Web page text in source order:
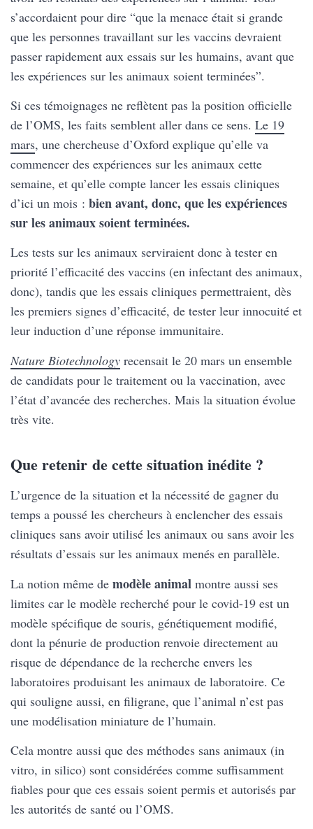
s’accordaient pour dire “que la menace était si grande
que les personnes travaillant sur les vaccins devraient
passer rapidement aux essais sur les humains, avant que
les expériences sur les animaux soient terminées”.
Si ces témoignages ne reflètent pas la position officielle
de l’OMS, les faits semblent aller dans ce sens. Le 19
mars, une chercheuse d’Oxford explique qu’elle va
commencer des expériences sur les animaux cette
semaine, et qu’elle compte lancer les essais cliniques
d’ici un mois : bien avant, donc, que les expériences
sur les animaux soient terminées.
Les tests sur les animaux serviraient donc à tester en
priorité l’efficacité des vaccins (en infectant des animaux,
donc), tandis que les essais cliniques permettraient, dès
les premiers signes d’efficacité, de tester leur innocuité et
leur induction d’une réponse immunitaire.
Nature Biotechnology recensait le 20 mars un ensemble
de candidats pour le traitement ou la vaccination, avec
l’état d’avancée des recherches. Mais la situation évolue
très vite.
Que retenir de cette situation inédite ?
L’urgence de la situation et la nécessité de gagner du
temps a poussé les chercheurs à enclencher des essais
cliniques sans avoir utilisé les animaux ou sans avoir les
résultats d’essais sur les animaux menés en parallèle.
La notion même de modèle animal montre aussi ses
limites car le modèle recherché pour le covid-19 est un
modèle spécifique de souris, génétiquement modifié,
dont la pénurie de production renvoie directement au
risque de dépendance de la recherche envers les
laboratoires produisant les animaux de laboratoire. Ce
qui souligne aussi, en filigrane, que l’animal n’est pas
une modélisation miniature de l’humain.
Cela montre aussi que des méthodes sans animaux (in
vitro, in silico) sont considérées comme suffisamment
fiables pour que ces essais soient permis et autorisés par
les autorités de santé ou l’OMS.